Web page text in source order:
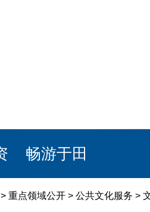
畅游于田
> 重点领域公开 > 公共文化服务 >